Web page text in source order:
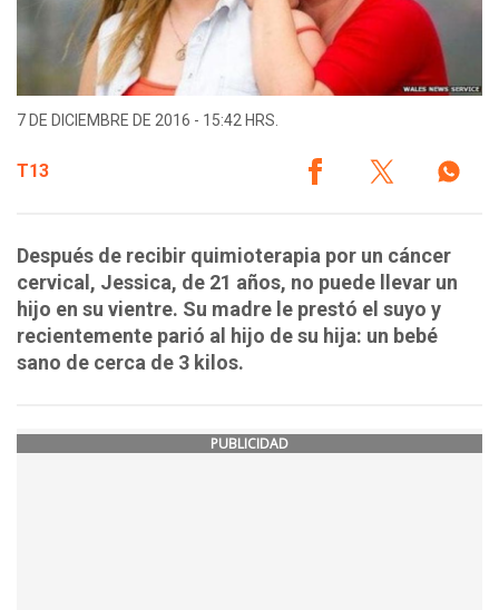
7 DE DICIEMBRE DE 2016 - 15:42 HRS.
T13
Después de recibir quimioterapia por un cáncer
cervical, Jessica, de 21 años, no puede llevar un
hijo en su vientre. Su madre le prestó el suyo y
recientemente parió al hijo de su hija: un bebé
sano de cerca de 3 kilos.
PUBLICIDAD